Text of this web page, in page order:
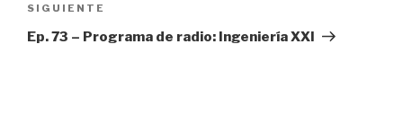
Siguiente
entrada
SIGUIENTE
Ep. 73 – Programa de radio: Ingeniería XXI